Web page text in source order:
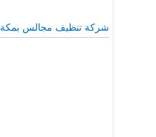
شركة تنظيف مجالس بمكة